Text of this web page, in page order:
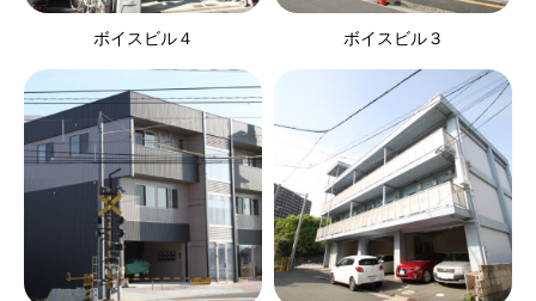
ボイスビル４ ボイスビル３